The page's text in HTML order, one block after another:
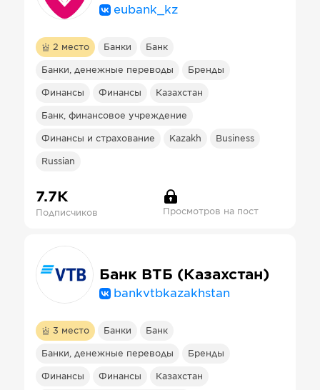
eubank_kz
2 место Банки Банк
Банки, денежные переводы Бренды
Финансы Финансы Казахстан
Банк, финансовое учреждение
Финансы и страхование Kazakh Business
Russian
7.7К
Подписчиков Просмотров на пост
Банк ВТБ (Казахстан)
bankvtbkazakhstan
3 место Банки Банк
Банки, денежные переводы Бренды
Финансы Финансы Казахстан